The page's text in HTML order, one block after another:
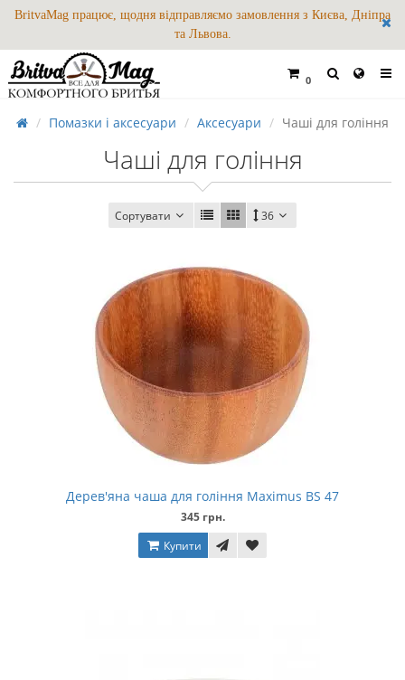
BritvaMag працює, щодня відправляємо замовлення з Києва, Дніпра
та Львова.
0
Помазки і аксесуари Аксесуари Чаші для гоління
Чаші для гоління
Сортувати 36
Дерев'яна чаша для гоління Maximus BS 47
345 грн.
Купити